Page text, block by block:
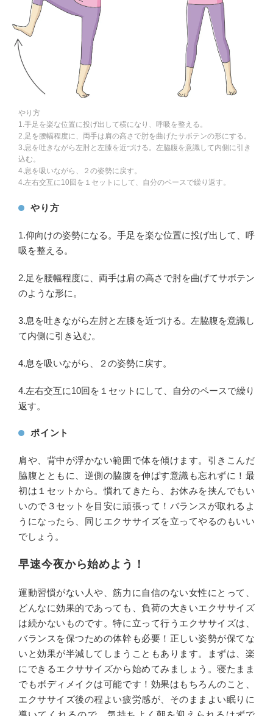
やり方
1.手足を楽な位置に投げ出して横になり、呼吸を整える。
2.足を腰幅程度に、両手は肩の高さで肘を曲げたサボテンの形にする。
3.息を吐きながら左肘と左膝を近づける。左脇腹を意識して内側に引き
込む。
4.息を吸いながら、２の姿勢に戻す。
4.左右交互に10回を１セットにして、自分のペースで繰り返す。
やり方
1.仰向けの姿勢になる。手足を楽な位置に投げ出して、呼
吸を整える。
2.足を腰幅程度に、両手は肩の高さで肘を曲げてサボテン
のような形に。
3.息を吐きながら左肘と左膝を近づける。左脇腹を意識し
て内側に引き込む。
4.息を吸いながら、２の姿勢に戻す。
4.左右交互に10回を１セットにして、自分のペースで繰り
返す。
ポイント
肩や、背中が浮かない範囲で体を傾けます。引きこんだ
脇腹とともに、逆側の脇腹を伸ばす意識も忘れずに！最
初は１セットから。慣れてきたら、お休みを挟んでもい
いので３セットを目安に頑張って！バランスが取れるよ
うになったら、同じエクササイズを立ってやるのもいい
でしょう。
早速今夜から始めよう！
運動習慣がない人や、筋力に自信のない女性にとって、
どんなに効果的であっても、負荷の大きいエクササイズ
は続かないものです。特に立って行うエクササイズは、
バランスを保つための体幹も必要！正しい姿勢が保てな
いと効果が半減してしまうこともあります。まずは、楽
にできるエクササイズから始めてみましょう。寝たまま
でもボディメイクは可能です！効果はもちろんのこと、
エクササイズ後の程よい疲労感が、そのままよい眠りに